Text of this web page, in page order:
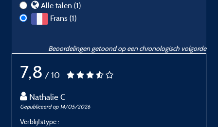
Alle talen (1)
Frans (1)
Beoordelingen getoond op een chronologisch volgorde
7,8 / 10
Nathalie C
Gepubliceerd op 14/05/2026
Verblijfstype :